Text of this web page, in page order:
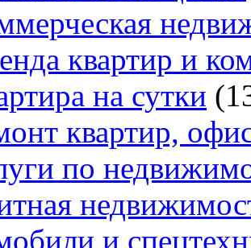
квартир и
на сутки
квартир,
по
и